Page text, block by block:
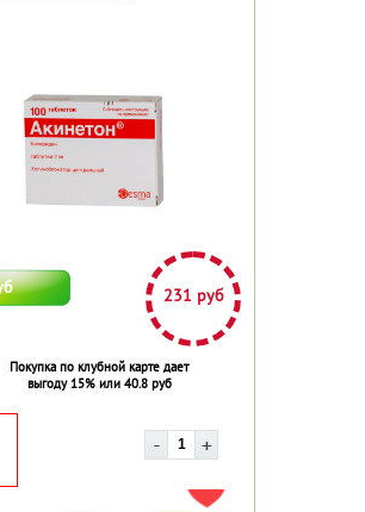
231 руб
Покупка по клубной карте дает
выгоду 15% или 40.8 руб
ДОБАВИТЬ В ИЗБРАННОЕ